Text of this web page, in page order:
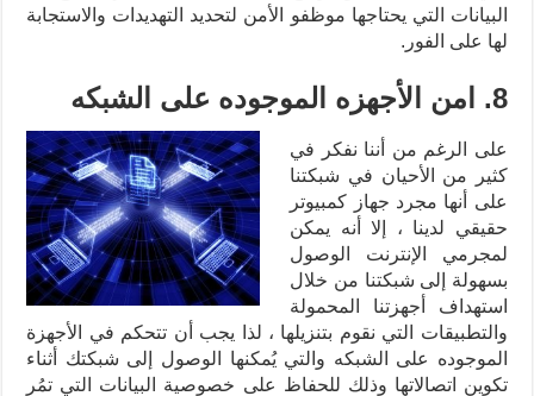
البيانات التي يحتاجها موظفو الأمن لتحديد التهديدات والاستجابة
لها على الفور.
8. امن الأجهزه الموجوده على الشبكه
على الرغم من أننا نفكر في
كثير من الأحيان في شبكتنا
على أنها مجرد جهاز كمبيوتر
حقيقي لدينا ، إلا أنه يمكن
لمجرمي الإنترنت الوصول
بسهولة إلى شبكتنا من خلال
استهداف أجهزتنا المحمولة
والتطبيقات التي نقوم بتنزيلها ، لذا يجب أن تتحكم في الأجهزة
الموجوده على الشبكه والتي يُمكنها الوصول إلى شبكتك أثناء
تكوين اتصالاتها وذلك للحفاظ على خصوصية البيانات التي تمُر